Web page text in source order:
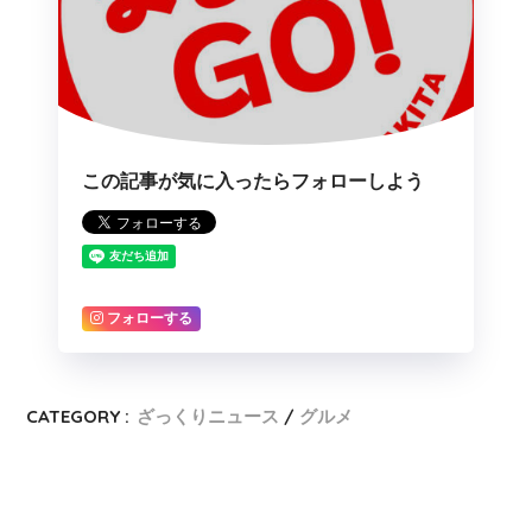
この記事が気に入ったらフォローしよう
フォローする
CATEGORY : ざっくりニュース グルメ